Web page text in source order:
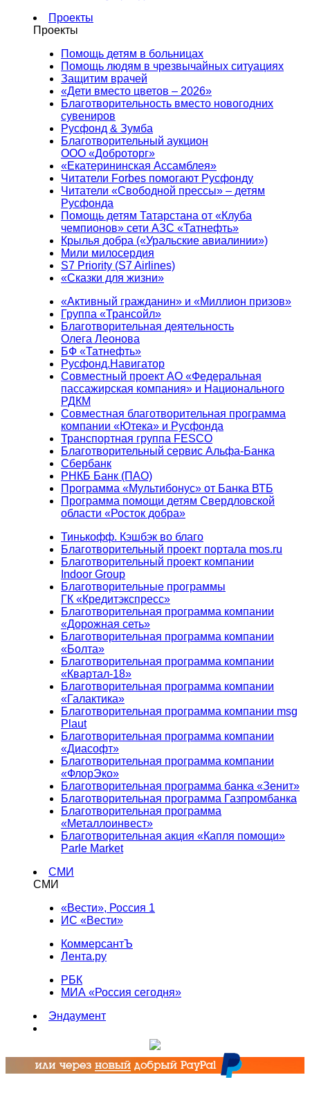
Проекты
Проекты
Помощь детям в больницах
Помощь людям в чрезвычайных ситуациях
Защитим врачей
«Дети вместо цветов – 2026»
Благотворительность вместо новогодних
сувениров
Русфонд & Зумба
Благотворительный аукцион
ООО «Доброторг»
«Екатерининская Ассамблея»
Читатели Forbes помогают Русфонду
Читатели «Свободной прессы» – детям
Русфонда
Помощь детям Татарстана от «Клуба
чемпионов» сети АЗС «Татнефть»
Крылья добра («Уральские авиалинии»)
Мили милосердия
S7 Priority (S7 Airlines)
«Сказки для жизни»
«Активный гражданин» и «Миллион призов»
Группа «Трансойл»
Благотворительная деятельность
Олега Леонова
БФ «Татнефть»
Русфонд.Навигатор
Совместный проект АО «Федеральная
пассажирская компания» и Национального
РДКМ
Совместная благотворительная программа
компании «Ютека» и Русфонда
Транспортная группа FESCO
Благотворительный сервис Альфа-Банка
Сбербанк
РНКБ Банк (ПАО)
Программа «Мультибонус» от Банка ВТБ
Программа помощи детям Свердловской
области «Росток добра»
Тинькофф. Кэшбэк во благо
Благотворительный проект портала mos.ru
Благотворительный проект компании
Indoor Group
Благотворительные программы
ГК «Кредитэкспресс»
Благотворительная программа компании
«Дорожная сеть»
Благотворительная программа компании
«Болта»
Благотворительная программа компании
«Квартал-18»
Благотворительная программа компании
«Галактика»
Благотворительная программа компании msg
Plaut
Благотворительная программа компании
«Диасофт»
Благотворительная программа компании
«ФлорЭко»
Благотворительная программа банка «Зенит»
Благотворительная программа Газпромбанка
Благотворительная программа
«Металлоинвест»
Благотворительная акция «Капля помощи»
Parle Market
СМИ
СМИ
«Вести», Россия 1
ИС «Вести»
КоммерсантЪ
Лента.ру
РБК
МИА «Россия сегодня»
Эндаумент